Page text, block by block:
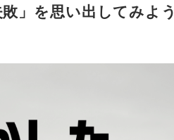
」を思い出してみよう